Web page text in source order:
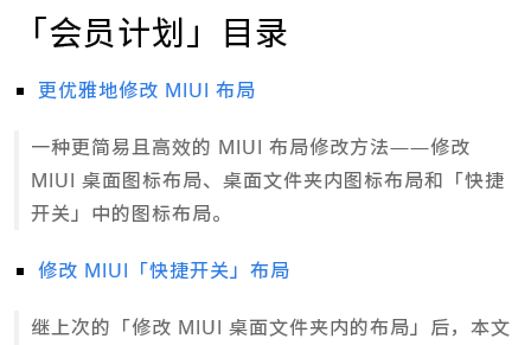
「会员计划」目录
更优雅地修改 MIUI 布局
一种更简易且高效的 MIUI 布局修改方法——修改
MIUI 桌面图标布局、桌面文件夹内图标布局和「快捷
开关」中的图标布局。
修改 MIUI「快捷开关」布局
继上次的「修改 MIUI 桌面文件夹内的布局」后，本文